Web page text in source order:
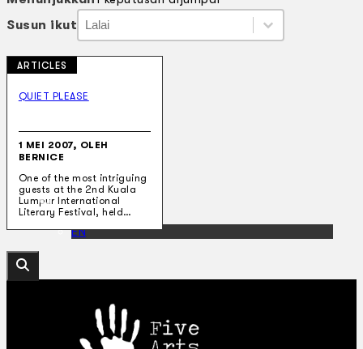
Teater
Penapisan
Sejarah Lisan
Hubungi Kami
BM
EN
Cari laman web
Susun ikut Susun ikut
Susun ikut
Susun ikut
ARTICLES
QUIET PLEASE
1 MEI 2007, OLEH
BERNICE
One of the most intriguing
guests at the 2nd Kuala
Lumpur International
Literary Festival, held…